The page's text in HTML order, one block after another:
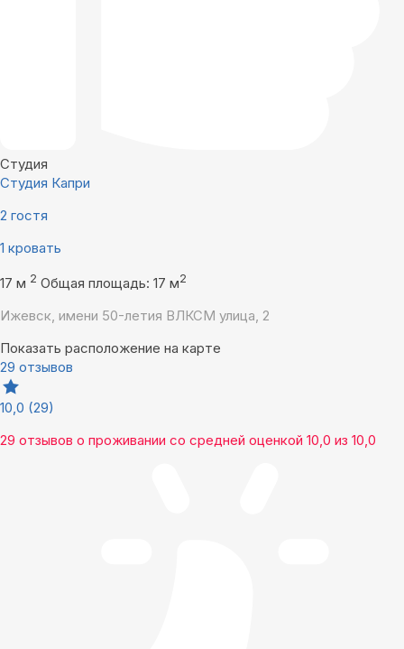
Студия
Студия Капри
2 гостя
1 кровать
17 м 2 Общая площадь: 17 м2
Ижевск, имени 50-летия ВЛКСМ улица, 2
Показать расположение на карте
29 отзывов
10,0 (29)
29 отзывов о проживании со средней оценкой 10,0 из 10,0